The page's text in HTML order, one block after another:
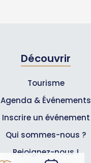
Découvrir
Tourisme
Agenda & Événements
Inscrire un événement
Qui sommes-nous ?
Rejoignez-nous !